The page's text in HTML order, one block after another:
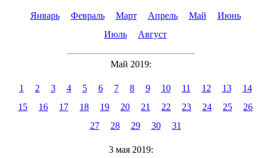
Январь Февраль Март Апрель Май
Июнь
Июль
Август
Май 2019:
1 2 3 4 5 6 7 8 9 10 11 12 13
14
15
16 17 18 19 20 21 22 23 24 25
26
27
28 29 30 31
3 мая 2019: